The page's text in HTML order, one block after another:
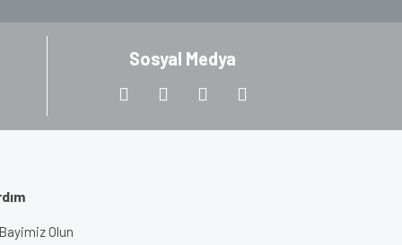
Sosyal Medya
Olun